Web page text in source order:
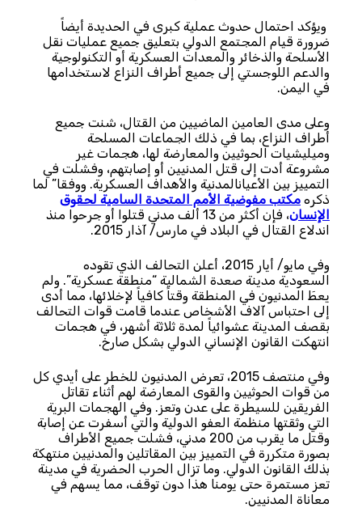
ويؤكد احتمال حدوث عملية كبرى في الحديدة أيضاً
ضرورة قيام المجتمع الدولي بتعليق جميع عمليات نقل
الأسلحة والذخائر والمعدات العسكرية أو التكنولوجية
والدعم اللوجستي إلى جميع أطراف النزاع لاستخدامها
في اليمن.
وعلى مدى العامين الماضيين من القتال، شنت جميع
أطراف النزاع، بما في ذلك الجماعات المسلحة
وميليشيات الحوثيين والمعارضة لها، هجمات غير
مشروعة أدت إلى قتل المدنيين أو إصابتهم، وفشلت في
التمييز بين الأعيانالمدنية والأهداف العسكرية. ووفقا” لما
ذكره مكتب مفوضية الأمم المتحدة السامية لحقوق
الإنسان
، فإن أكثر من 13 ألف مدني قتلوا أو جرحوا منذ
اندلاع القتال في البلاد في مارس/ آذار 2015.
وفي مايو/ أيار 2015، أعلن التحالف الذي تقوده
السعودية مدينة صعدة الشمالية “منطقة عسكرية”. ولم
يعطَ المدنيون في المنطقة وقتاً كافياً لإخلائها، مما أدى
إلى احتباس آلاف الأشخاص عندما قامت قوات التحالف
بقصف المدينة عشوائياً لمدة ثلاثة أشهر، في هجمات
انتهكت القانون الإنساني الدولي بشكل صارخ.
وفي منتصف 2015، تعرض المدنيون للخطر على أيدي كل
من قوات الحوثيين والقوى المعارضة لهم أثناء تقاتل
الفريقين للسيطرة على عدن وتعز. وفي الهجمات البرية
التي وثقتها منظمة العفو الدولية والتي أسفرت عن إصابة
وقتل ما يقرب من 200 مدني، فشلت جميع الأطراف
بصورة متكررة في التمييز بين المقاتلين والمدنيين منتهكة
بذلك القانون الدولي. وما تزال الحرب الحضرية في مدينة
تعز مستمرة حتى يومنا هذا دون توقف، مما يسهم في
معاناة المدنيين.